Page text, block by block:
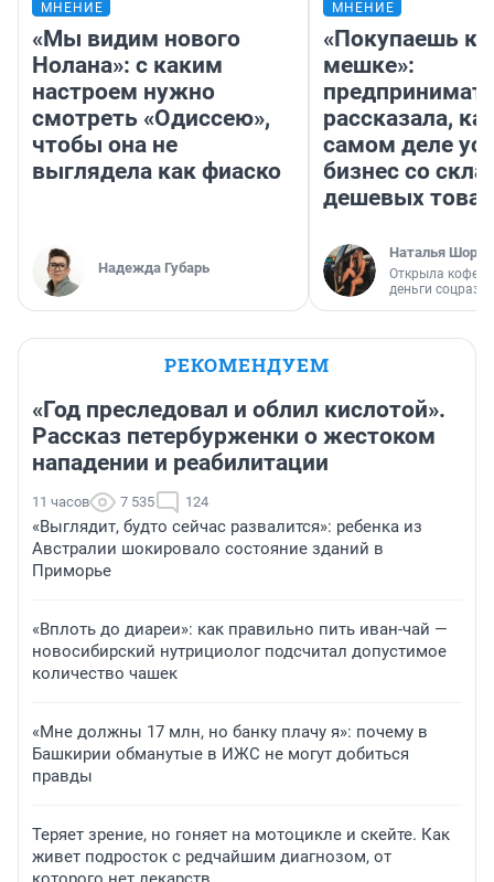
МНЕНИЕ
«Мы видим нового
Нолана»: с каким
настроем нужно
смотреть «Одиссею»,
чтобы она не
выглядела как фиаско
Надежда Губарь
МНЕНИЕ
«Покупаешь
мешке»:
рассказала,
самом деле
бизнес со
дешевых
Наталья
Открыла
деньги
РЕКОМЕНДУЕМ
«Год преследовал и облил кислотой».
Рассказ петербурженки о жестоком
нападении и реабилитации
11 часов 7 535 124
«Выглядит, будто сейчас развалится»: ребенка из
Австралии шокировало состояние зданий в
Приморье
«Вплоть до диареи»: как правильно пить иван-чай —
новосибирский нутрициолог подсчитал допустимое
количество чашек
«Мне должны 17 млн, но банку плачу я»: почему в
Башкирии обманутые в ИЖС не могут добиться
правды
Теряет зрение, но гоняет на мотоцикле и скейте. Как
живет подросток с редчайшим диагнозом, от